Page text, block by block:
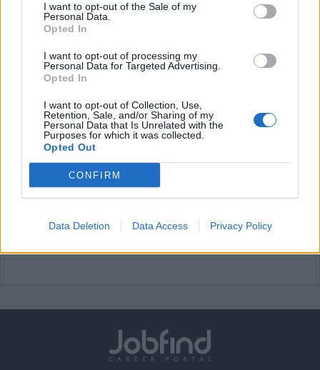
I want to opt-out of the Sale of my
Personal Data.
Opted In
I want to opt-out of processing my
Personal Data for Targeted Advertising.
Opted In
I want to opt-out of Collection, Use,
Retention, Sale, and/or Sharing of my
Personal Data that Is Unrelated with the
Purposes for which it was collected.
Opted Out
CONFIRM
Data Deletion Data Access Privacy Policy
πολυμορφία στο χώρο εργασίας, προάγοντας ένα περιβάλλον
όπου όλοι οι εργαζόμενοι αισθάνονται ίσοι και
υποστηριζόμενοι.
Απασχολούμε περισσότερους από 1.000 εκπαιδευμένους
εργαζόμενους και έχουμε εδραιωθεί ως μια από τις πιο
επιτυχημένες και ραγδαία εξελισσόμενες εταιρείες στον τομέα
του Τηλεφωνικού Κέντρου επεκτείνοντας την παρουσία μας
στην ελληνική και ευρωπαϊκή αγορά.
Αίτηση - Αποστολή Βιογραφικού
Σας ενδιαφέρει η θέση εργασίας; Εγγραφείτε για να στείλετε το
βιογραφικό σας στην εταιρεία.